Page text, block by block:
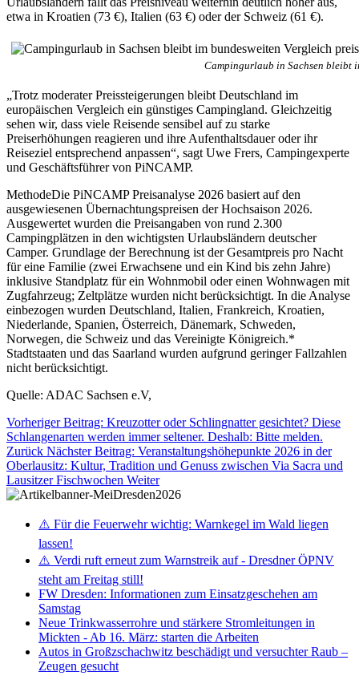
etwa in Kroatien (73 €), Italien (63 €) oder der Schweiz (61 €).
Campingurlaub in Sachsen bleibt
„Trotz moderater Preissteigerungen bleibt Deutschland im
europäischen Vergleich ein günstiges Campingland. Gleichzeitig
sehen wir, dass viele Reisende sensibel auf zu starke
Preiserhöhungen reagieren und ihre Aufenthaltsdauer oder ihr
Reiseziel entsprechend anpassen“, sagt Uwe Frers, Campingexperte
und Geschäftsführer von PiNCAMP.
MethodeDie PiNCAMP Preisanalyse 2026 basiert auf den
ausgewiesenen Übernachtungspreisen der Hochsaison 2026.
Ausgewertet wurden die Preisangaben von rund 2.300
Campingplätzen in den wichtigsten Urlaubsländern deutscher
Camper. Grundlage der Berechnung ist der Gesamtpreis pro Nacht
für eine Familie (zwei Erwachsene und ein Kind bis zehn Jahre)
inklusive Standplatz für ein Wohnmobil oder einen Wohnwagen mit
Zugfahrzeug; Zeltplätze wurden nicht berücksichtigt. In die Analyse
einbezogen wurden Deutschland, Italien, Frankreich, Kroatien,
Niederlande, Spanien, Österreich, Dänemark, Schweden,
Norwegen, die Schweiz und das Vereinigte Königreich.*
Stadtstaaten und das Saarland wurden aufgrund geringer Fallzahlen
nicht berücksichtigt.
Quelle: ADAC Sachsen e.V,
Vorheriger Beitrag: Kreuzotter oder Schlingnatter gesichtet? Diese
Schlangenarten werden immer seltener. Deshalb: Bitte melden.
Zurück Nächster Beitrag: Veranstaltungshöhepunkte 2026 in der
Oberlausitz: Kultur, Tradition und Genuss zwischen Via Sacra und
Lausitzer Fischwochen Weiter
⚠️ Für die Feuerwehr wichtig: Warnkegel im Wald liegen
lassen!
⚠️ Verdi ruft erneut zum Warnstreik auf - Dresdner ÖPNV
steht am Freitag still!
FW Dresden: Informationen zum Einsatzgeschehen am
Samstag
Neue Trinkwasserrohre und stärkere Stromleitungen in
Mickten - Ab 16. März: starten die Arbeiten
Autos in Großzschachwitz beschädigt und versuchter Raub –
Zeugen gesucht